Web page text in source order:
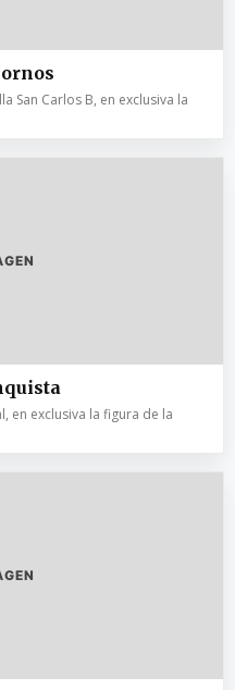
San Carlos B, en exclusiva la
en exclusiva la figura de la